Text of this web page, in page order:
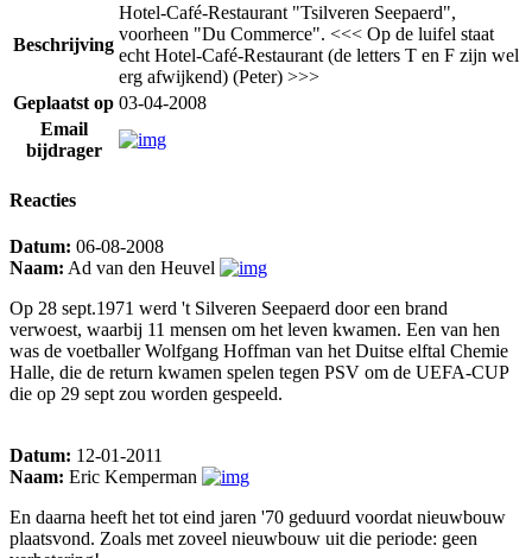
Beschrijving
Hotel-Café-Restaurant "Tsilveren Seepaerd",
voorheen "Du Commerce". <<< Op de luifel staat
echt Hotel-Café-Restaurant (de letters T en F zijn wel
erg afwijkend) (Peter) >>>
Geplaatst op 03-04-2008
Email
bijdrager
Reacties
Datum: 06-08-2008
Naam: Ad van den Heuvel
Op 28 sept.1971 werd 't Silveren Seepaerd door een brand
verwoest, waarbij 11 mensen om het leven kwamen. Een van hen
was de voetballer Wolfgang Hoffman van het Duitse elftal Chemie
Halle, die de return kwamen spelen tegen PSV om de UEFA-CUP
die op 29 sept zou worden gespeeld.
Datum: 12-01-2011
Naam: Eric Kemperman
En daarna heeft het tot eind jaren '70 geduurd voordat nieuwbouw
plaatsvond. Zoals met zoveel nieuwbouw uit die periode: geen